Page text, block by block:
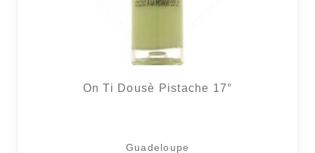
On Ti Dousè Pistache 17°
Guadeloupe